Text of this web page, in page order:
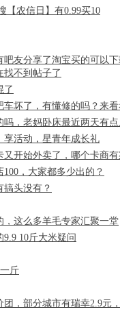
【农信日】有0.99买10
吧友分享了淘宝买的可以
找不到帖子了
了
车坏了，有懂修的吗？来
吗，老妈卧床最近两天有
享活动，星青年成长礼
又开始外卖了，哪个卡商有
100，大家都多少出的？
搞头没有？
，这么多羊毛专家汇聚一堂
10斤大米疑问
斤
团，部分城市有瑞幸2.9元